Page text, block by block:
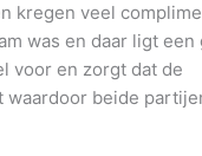
kregen veel
was en daar ligt een
voor en zorgt dat de
waardoor beide